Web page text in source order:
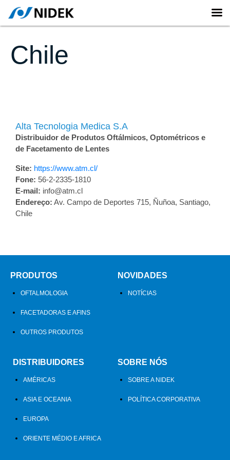
Chile
Alta Tecnologia Medica S.A
Distribuidor de Produtos Oftálmicos, Optométricos e
de Facetamento de Lentes
Site: https://www.atm.cl/
Fone: 56-2-2335-1810
E-mail: info@atm.cl
Endereço: Av. Campo de Deportes 715, Ñuñoa, Santiago,
Chile
PRODUTOS
OFTALMOLOGIA
FACETADORAS E AFINS
OUTROS PRODUTOS
NOVIDADES
NOTÍCIAS
DISTRIBUIDORES
AMÉRICAS
ASIA E OCEANIA
EUROPA
ORIENTE MÉDIO E AFRICA
SOBRE NÓS
SOBRE A NIDEK
POLÍTICA CORPORATIVA